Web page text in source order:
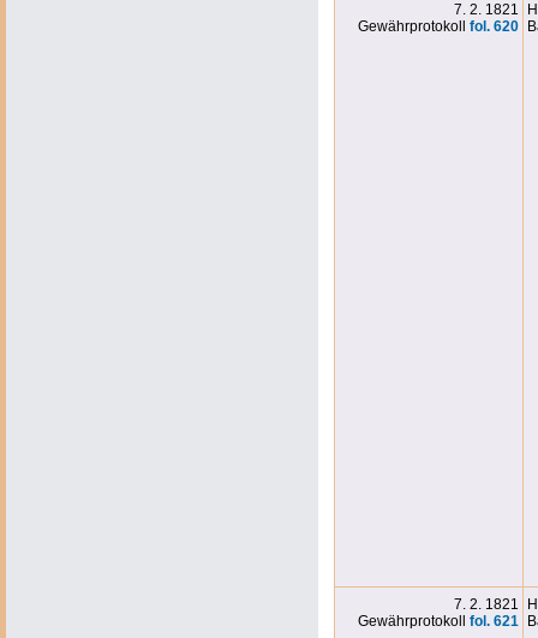
7. 2. 1821
Gewährprotokoll fol. 620
7. 2. 1821
Gewährprotokoll fol. 621